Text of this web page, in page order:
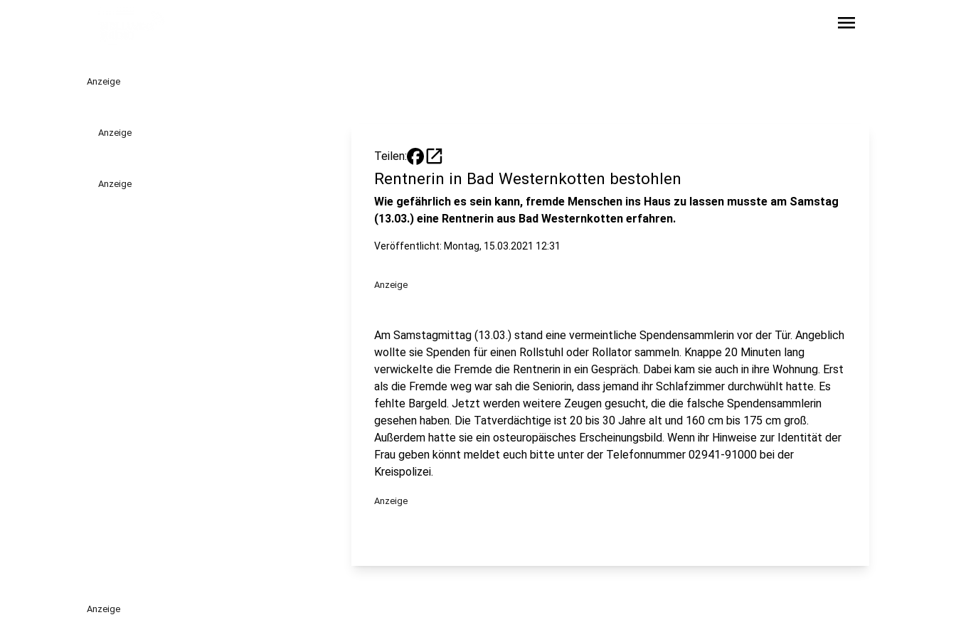
menu
Anzeige
Anzeige
Anzeige
Teilen: open_in_new
Rentnerin in Bad Westernkotten bestohlen
Wie gefährlich es sein kann, fremde Menschen ins Haus zu lassen musste am Samstag
(13.03.) eine Rentnerin aus Bad Westernkotten erfahren.
Veröffentlicht: Montag, 15.03.2021 12:31
Anzeige
Am Samstagmittag (13.03.) stand eine vermeintliche Spendensammlerin vor der Tür. Angeblich
wollte sie Spenden für einen Rollstuhl oder Rollator sammeln. Knappe 20 Minuten lang
verwickelte die Fremde die Rentnerin in ein Gespräch. Dabei kam sie auch in ihre Wohnung. Erst
als die Fremde weg war sah die Seniorin, dass jemand ihr Schlafzimmer durchwühlt hatte. Es
fehlte Bargeld. Jetzt werden weitere Zeugen gesucht, die die falsche Spendensammlerin
gesehen haben. Die Tatverdächtige ist 20 bis 30 Jahre alt und 160 cm bis 175 cm groß.
Außerdem hatte sie ein osteuropäisches Erscheinungsbild. Wenn ihr Hinweise zur Identität der
Frau geben könnt meldet euch bitte unter der Telefonnummer 02941-91000 bei der
Kreispolizei.
Anzeige
Anzeige